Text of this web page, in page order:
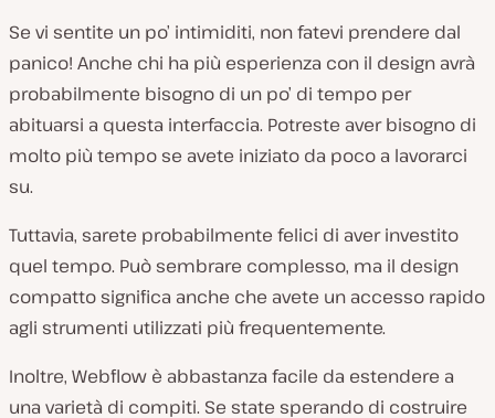
Se vi sentite un po’ intimiditi, non fatevi prendere dal
panico! Anche chi ha più esperienza con il design avrà
probabilmente bisogno di un po’ di tempo per
abituarsi a questa interfaccia. Potreste aver bisogno di
molto più tempo se avete iniziato da poco a lavorarci
su.
Tuttavia, sarete probabilmente felici di aver investito
quel tempo. Può sembrare complesso, ma il design
compatto significa anche che avete un accesso rapido
agli strumenti utilizzati più frequentemente.
Inoltre, Webflow è abbastanza facile da estendere a
una varietà di compiti. Se state sperando di costruire